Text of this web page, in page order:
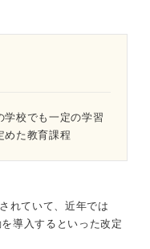
学校でも一定の学習
めた教育課程
れていて、近年では
導入するといった改定